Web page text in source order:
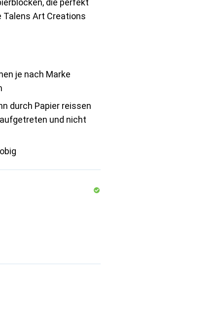
die perfekt
Talens Art Creations
je nach Marke
durch Papier reissen
und nicht